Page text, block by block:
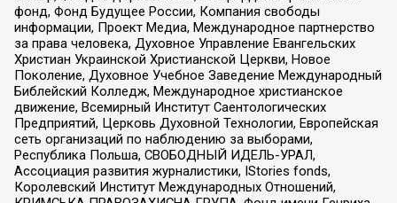
фонд, Фонд Будущее России, Компания свободы
информации, Проект Медиа, Международное партнерство
за права человека, Духовное Управление Евангельских
Христиан Украинской Христианской Церкви, Новое
Поколение, Духовное Учебное Заведение Международный
Библейский Колледж, Международное христианское
движение, Всемирный Институт Саентологических
Предприятий, Церковь Духовной Технологии, Европейская
сеть организаций по наблюдению за выборами,
Республика Польша, СВОБОДНЫЙ ИДЕЛЬ-УРАЛ,
Ассоциация развития журналистики, IStories fonds,
Королевский Институт Международных Отношений,